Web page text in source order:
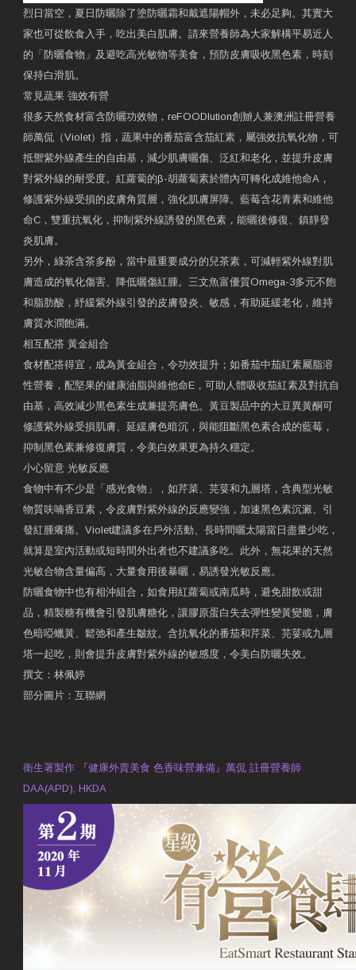
烈日當空，夏日防曬除了塗防曬霜和戴遮陽帽外，未必足夠。其實大
家也可從飲食入手，吃出美白肌膚。請來營養師為大家解構平易近人
的「防曬食物」及避吃高光敏物等美食，預防皮膚吸收黑色素，時刻
保持白滑肌。
常見蔬果 強效有營
很多天然食材富含防曬功效物，reFOODlution創辧人兼澳洲註冊營養
師萬侃（Violet）指，蔬果中的番茄富含茄紅素，屬強效抗氧化物，可
抵禦紫外線產生的自由基，減少肌膚曬傷、泛紅和老化，並提升皮膚
對紫外線的耐受度。紅蘿蔔的β-胡蘿蔔素於體內可轉化成維他命A，
修護紫外線受損的皮膚角質層，強化肌膚屏障。藍莓含花青素和維他
命C，雙重抗氧化，抑制紫外線誘發的黑色素，能曬後修復、鎮靜發
炎肌膚。
另外，綠茶含茶多酚，當中最重要成分的兒茶素，可減輕紫外線對肌
膚造成的氧化傷害、降低曬傷紅腫。三文魚富優質Omega-3多元不飽
和脂肪酸，紓緩紫外線引發的皮膚發炎、敏感，有助延緩老化，維持
膚質水潤飽滿。
相互配搭 黃金組合
食材配搭得宜，成為黃金組合，令功效提升；如番茄中茄紅素屬脂溶
性營養，配堅果的健康油脂與維他命E，可助人體吸收茄紅素及對抗自
由基，高效減少黑色素生成兼提亮膚色。黃豆製品中的大豆異黃酮可
修護紫外線受損肌膚、延緩膚色暗沉，與能阻斷黑色素合成的藍莓，
抑制黑色素兼修復膚質，令美白效果更為持久穩定。
小心留意 光敏反應
食物中有不少是「感光食物」，如芹菜、芫荽和九層塔，含典型光敏
物質呋喃香豆素，令皮膚對紫外線的反應變強，加速黑色素沉澱、引
發紅腫癢痛。Violet建議多在戶外活動、長時間曬太陽當日盡量少吃，
就算是室內活動或短時間外出者也不建議多吃。此外，無花果的天然
光敏合物含量偏高，大量食用後暴曬，易誘發光敏反應。
防曬食物中也有相沖組合，如食用紅蘿蔔或南瓜時，避免甜飲或甜
品，精製糖有機會引發肌膚糖化，讓膠原蛋白失去彈性變黃變脆，膚
色暗啞蠟黃、鬆弛和產生皺紋。含抗氧化的番茄和芹菜、芫荽或九層
塔一起吃，則會提升皮膚對紫外線的敏感度，令美白防曬失效。
撰文：林佩婷
部分圖片：互聯網
衛生署製作 『健康外賣美食 色香味營兼備』萬侃 註冊營養師
DAA(APD), HKDA